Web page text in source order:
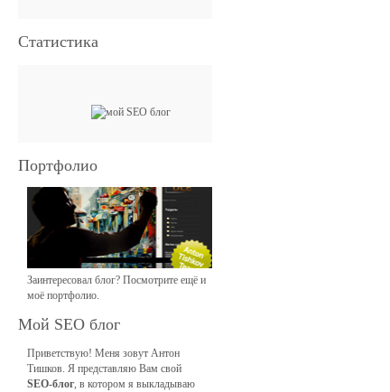
Статистика
Портфолио
Заинтересовал блог? Посмотрите ещё и
моё портфолио.
Мой SEO блог
Приветствую! Меня зовут Антон
Тишков. Я представляю Вам свой
SEO-блог, в котором я выкладываю